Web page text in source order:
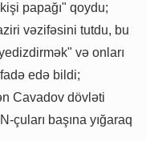
papağı" qoydu;
vəzifəsini tutdu, bu
və onları
edə bildi;
Cavadov dövləti
çuları başına yığaraq